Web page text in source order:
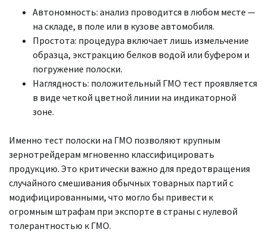
Автономность: анализ проводится в любом месте —
на складе, в поле или в кузове автомобиля.
Простота: процедура включает лишь измельчение
образца, экстракцию белков водой или буфером и
погружение полоски.
Наглядность: положительный ГМО тест проявляется
в виде четкой цветной линии на индикаторной
зоне.
Именно тест полоски на ГМО позволяют крупным
зернотрейдерам мгновенно классифицировать
продукцию. Это критически важно для предотвращения
случайного смешивания обычных товарных партий с
модифицированными, что могло бы привести к
огромным штрафам при экспорте в страны с нулевой
толерантностью к ГМО.